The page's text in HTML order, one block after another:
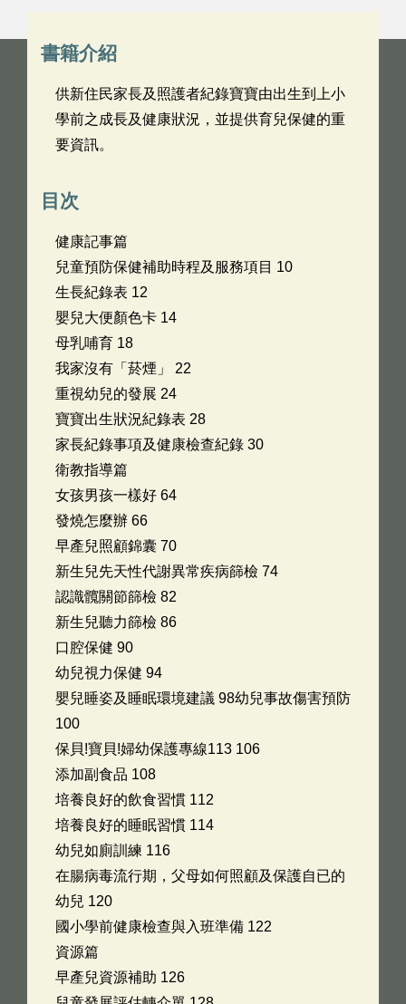
書籍介紹
供新住民家長及照護者紀錄寶寶由出生到上小
學前之成長及健康狀況，並提供育兒保健的重
要資訊。
目次
健康記事篇
兒童預防保健補助時程及服務項目 10
生長紀錄表 12
嬰兒大便顏色卡 14
母乳哺育 18
我家沒有「菸煙」 22
重視幼兒的發展 24
寶寶出生狀況紀錄表 28
家長紀錄事項及健康檢查紀錄 30
衛教指導篇
女孩男孩一樣好 64
發燒怎麼辦 66
早產兒照顧錦囊 70
新生兒先天性代謝異常疾病篩檢 74
認識髖關節篩檢 82
新生兒聽力篩檢 86
口腔保健 90
幼兒視力保健 94
嬰兒睡姿及睡眠環境建議 98幼兒事故傷害預防
100
保貝!寶貝!婦幼保護專線113 106
添加副食品 108
培養良好的飲食習慣 112
培養良好的睡眠習慣 114
幼兒如廁訓練 116
在腸病毒流行期，父母如何照顧及保護自已的
幼兒 120
國小學前健康檢查與入班準備 122
資源篇
早產兒資源補助 126